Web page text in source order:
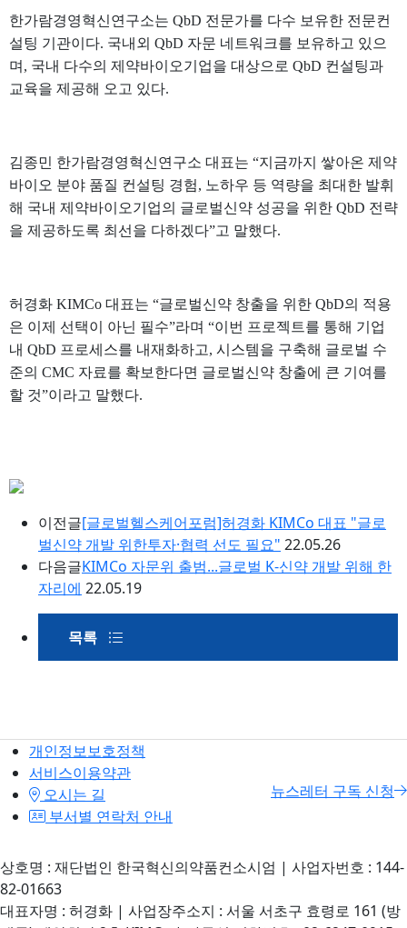
한가람경영혁신연구소는 QbD 전문가를 다수 보유한 전문컨
설팅 기관이다. 국내외 QbD 자문 네트워크를 보유하고 있으
며, 국내 다수의 제약바이오기업을 대상으로 QbD 컨설팅과
교육을 제공해 오고 있다.
김종민 한가람경영혁신연구소 대표는 “지금까지 쌓아온 제약
바이오 분야 품질 컨설팅 경험, 노하우 등 역량을 최대한 발휘
해 국내 제약바이오기업의 글로벌신약 성공을 위한 QbD 전략
을 제공하도록 최선을 다하겠다”고 말했다.
허경화 KIMCo 대표는 “글로벌신약 창출을 위한 QbD의 적용
은 이제 선택이 아닌 필수”라며 “이번 프로젝트를 통해 기업
내 QbD 프로세스를 내재화하고, 시스템을 구축해 글로벌 수
준의 CMC 자료를 확보한다면 글로벌신약 창출에 큰 기여를
할 것”이라고 말했다.
이전글[글로벌헬스케어포럼]허경화 KIMCo 대표 "글로
벌신약 개발 위한투자·협력 선도 필요" 22.05.26
다음글KIMCo 자문위 출범...글로벌 K-신약 개발 위해 한
자리에 22.05.19
목록
개인정보보호정책
서비스이용약관
오시는 길
부서별 연락처 안내
뉴스레터 구독 신청
상호명 : 재단법인 한국혁신의약품컨소시엄 | 사업자번호 : 144-
82-01663
대표자명 : 허경화 | 사업장주소지 : 서울 서초구 효령로 161 (방